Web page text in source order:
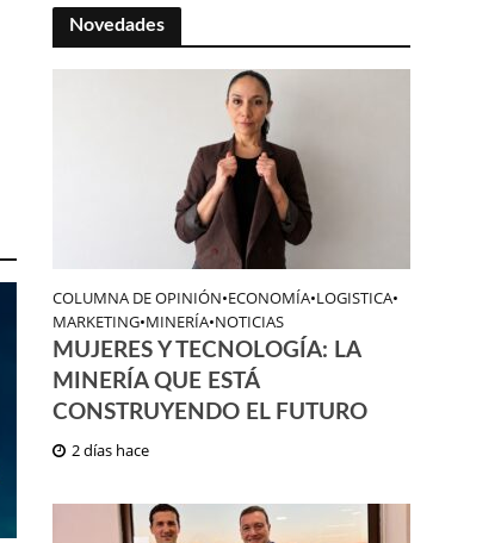
Novedades
COLUMNA DE OPINIÓN•ECONOMÍA•LOGISTICA•
MARKETING•MINERÍA•NOTICIAS
MUJERES Y TECNOLOGÍA: LA
MINERÍA QUE ESTÁ
CONSTRUYENDO EL FUTURO
2 días hace